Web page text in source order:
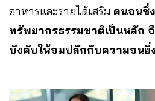
อาหารและรายได้เสริม คนจนซึ่
ทรัพยากรธรรมชาติเป็นหลัก
บังคับให้จมปลักกับความจนยิ่